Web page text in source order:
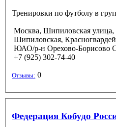
Тренировки по футболу в
Москва, Шипиловская улица,
Шипиловская,
ЮАО/р-н Орехово-Борисово
+7 (925) 302-74-40
Отзывы: 0
Федерация Кобудо